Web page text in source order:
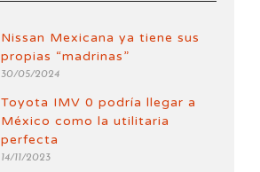
Nissan Mexicana ya tiene sus
propias “madrinas”
30/05/2024
Toyota IMV 0 podría llegar a
México como la utilitaria
perfecta
14/11/2023